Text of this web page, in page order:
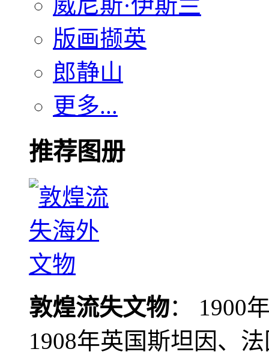
版画撷英
郎静山
更多...
推荐图册
敦煌流失文物： 1900
1908年英国斯坦因、